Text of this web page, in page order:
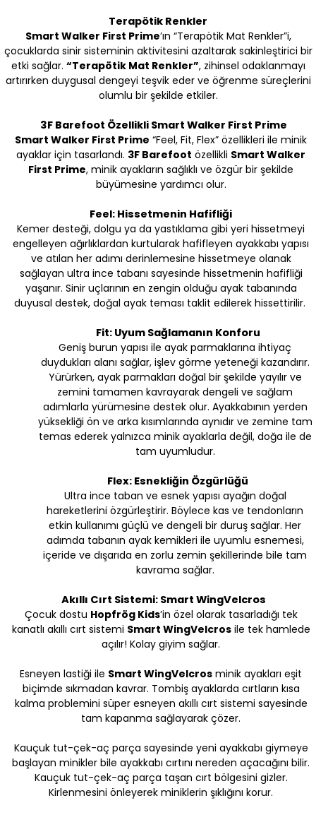
Terapötik Renkler
Smart Walker First Prime’ın “Terapötik Mat Renkler”i,
çocuklarda sinir sisteminin aktivitesini azaltarak sakinleştirici bir
etki sağlar. “Terapötik Mat Renkler”, zihinsel odaklanmayı
artırırken duygusal dengeyi teşvik eder ve öğrenme süreçlerini
olumlu bir şekilde etkiler.
3F Barefoot Özellikli Smart Walker First Prime
Smart Walker First Prime “Feel, Fit, Flex” özellikleri ile minik
ayaklar için tasarlandı. 3F Barefoot özellikli Smart Walker
First Prime, minik ayakların sağlıklı ve özgür bir şekilde
büyümesine yardımcı olur.
Feel: Hissetmenin Hafifliği
Kemer desteği, dolgu ya da yastıklama gibi yeri hissetmeyi
engelleyen ağırlıklardan kurtularak hafifleyen ayakkabı yapısı
ve atılan her adımı derinlemesine hissetmeye olanak
sağlayan ultra ince tabanı sayesinde hissetmenin hafifliği
yaşanır. Sinir uçlarının en zengin olduğu ayak tabanında
duyusal destek, doğal ayak teması taklit edilerek hissettirilir.
Fit: Uyum Sağlamanın Konforu
Geniş burun yapısı ile ayak parmaklarına ihtiyaç
duydukları alanı sağlar, işlev görme yeteneği kazandırır.
Yürürken, ayak parmakları doğal bir şekilde yayılır ve
zemini tamamen kavrayarak dengeli ve sağlam
adımlarla yürümesine destek olur. Ayakkabının yerden
yüksekliği ön ve arka kısımlarında aynıdır ve zemine tam
temas ederek yalnızca minik ayaklarla değil, doğa ile de
tam uyumludur.
Flex: Esnekliğin Özgürlüğü
Ultra ince taban ve esnek yapısı ayağın doğal
hareketlerini özgürleştirir. Böylece kas ve tendonların
etkin kullanımı güçlü ve dengeli bir duruş sağlar. Her
adımda tabanın ayak kemikleri ile uyumlu esnemesi,
içeride ve dışarıda en zorlu zemin şekillerinde bile tam
kavrama sağlar.
Akıllı Cırt Sistemi: Smart WingVelcros
Çocuk dostu Hopfrög Kids’in özel olarak tasarladığı tek
kanatlı akıllı cırt sistemi Smart WingVelcrosile tek hamlede
açılır! Kolay giyim sağlar.
Esneyen lastiği ile Smart WingVelcros minik ayakları eşit
biçimde sıkmadan kavrar. Tombiş ayaklarda cırtların kısa
kalma problemini süper esneyen akıllı cırt sistemi sayesinde
tam kapanma sağlayarak çözer.
Kauçuk tut-çek-aç parça sayesinde yeni ayakkabı giymeye
başlayan minikler bile ayakkabı cırtını nereden açacağını bilir.
Kauçuk tut-çek-aç parça taşan cırt bölgesini gizler.
Kirlenmesini önleyerek miniklerin şıklığını korur.